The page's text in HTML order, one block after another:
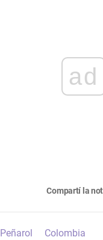
ad
Compartí la
Peñarol Colombia